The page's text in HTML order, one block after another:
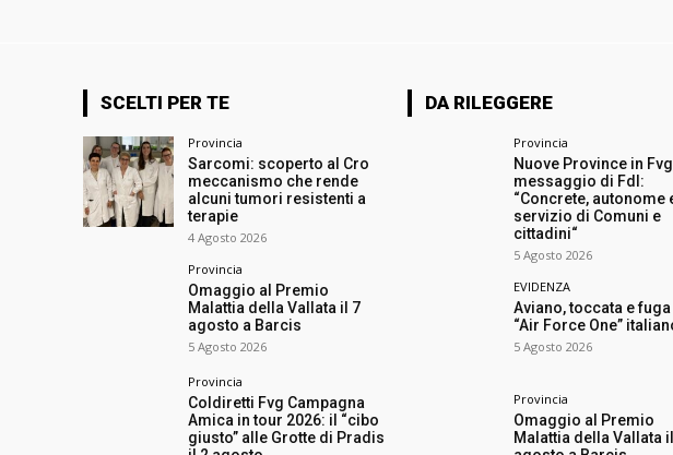
SCELTI PER TE
Provincia
Sarcomi: scoperto al Cro
meccanismo che rende
alcuni tumori resistenti a
terapie
4 Agosto 2026
Provincia
Omaggio al Premio
Malattia della Vallata il 7
agosto a Barcis
5 Agosto 2026
Provincia
Coldiretti Fvg Campagna
Amica in tour 2026: il “cibo
giusto” alle Grotte di Pradis
DA RILEGGERE
Provincia
Nuove Province in
messaggio di FdI:
“Concrete, autonome
servizio di Comuni e
cittadini“
5 Agosto 2026
EVIDENZA
Aviano, toccata e fuga
“Air Force One”
5 Agosto 2026
Provincia
Omaggio al Premio
Malattia della Vallata